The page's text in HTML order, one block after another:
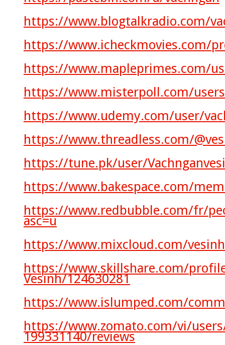
https://www.blogtalkradio.com/
https://www.icheckmovies.com/
https://www.mapleprimes.com/
https://www.misterpoll.com/
https://www.udemy.com/user/
https://www.threadless.com/
https://tune.pk/user/
https://www.bakespace.com/
https://www.redbubble.com/fr/
asc=u
https://www.mixcloud.com/
https://www.skillshare.com/
Vesinh/124630281
https://www.islumped.com/
https://www.zomato.com/vi/
199331140/reviews